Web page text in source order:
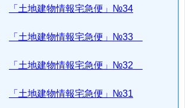
「土地建物情報宅急便」№34
「土地建物情報宅急便」№33
「土地建物情報宅急便」№32
「土地建物情報宅急便」№31